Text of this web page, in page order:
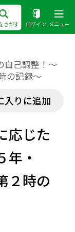
さがす ログイン メニュー
自己調整！～
の記録～
入りに追加
応じた
年・
２時の